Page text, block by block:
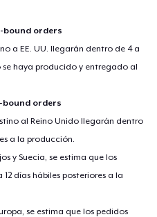
bound orders
a EE. UU. llegarán dentro de 4 a
se haya producido y entregado al
bound orders
al Reino Unido llegarán dentro
a la producción.
y Suecia, se estima que los
días hábiles posteriores a la
se estima que los pedidos